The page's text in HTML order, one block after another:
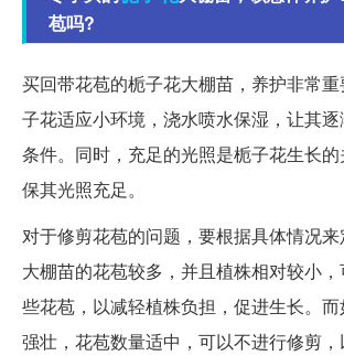
苞吗?
买回带花苞的栀子花大棚苗，养护非常
子花适应小环境，浇水喷水保湿，让其
条件。同时，充足的光照是栀子花生长
保其光照充足。
对于修剪花苞的问题，要根据具体情况
大棚苗的花苞较多，并且植株相对较小
些花苞，以减轻植株负担，促进生长。
强壮，花苞数量适中，可以不进行修剪